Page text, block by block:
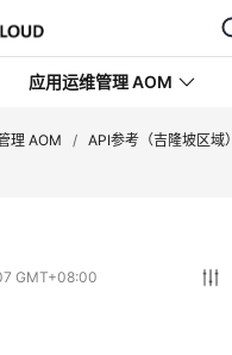
应用运维管理 AOM
理 AOM / API参考（吉隆坡区域）
GMT+08:00